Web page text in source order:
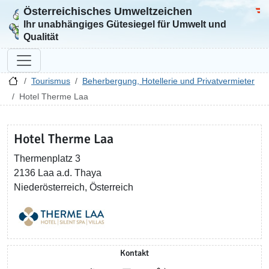
Zur Startseite
Österreichisches Umweltzeichen
Ihr unabhängiges Gütesiegel für Umwelt und
Qualität
Tourismus
Beherbergung, Hotellerie und Privatvermieter
Hotel Therme Laa
Hotel Therme Laa
Thermenplatz 3
2136 Laa a.d. Thaya
Niederösterreich, Österreich
Kontakt